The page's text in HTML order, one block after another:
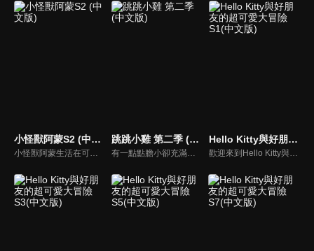
小怪獸阿蒙S2 (中文版)
小怪獸阿蒙生活在可愛的絨毛鎮上，他每天都會面對一些有趣的挑戰。幸運地是他是你見過最有愛心的小怪獸，並且在他的朋友們的幫助下，他會從中找到正確的事去做(即使他還不知道那是什麼)，學會跟隨他自己的內心。
跳跳小雞 第二季 (中文版)
有一點點膽小卻充滿好奇心的"帶骨雞"，和總是用小跳步靠過來的舞蹈老師"小跳步青蛙老師"，以及其他具有獨特個性的夥伴們跳舞大活耀！在家裡和各種地方以「身體動了，心也舞動了起來♪」為主題。
Hello Kitty與好朋友的超可愛大冒險S1(中文版)
歡迎來到Hello Kitty與好朋友的超可愛大冒險!與Hello Kitty, 大眼蛙, 酷企鵝, 美樂蒂, 布丁狗還有酷洛米, 準備和朋友們一起經歷有趣的冒險吧!